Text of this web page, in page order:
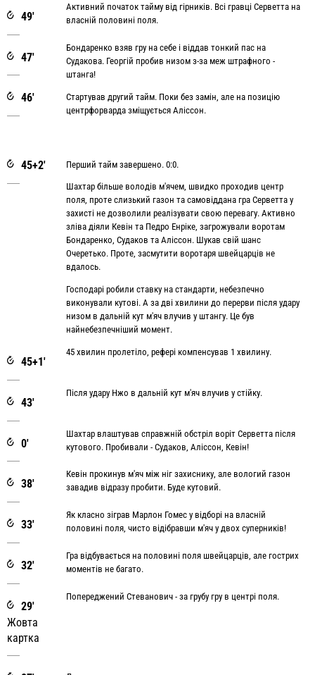
49'
Активний початок тайму від гірників. Всі гравці Серветта на
власній половині поля.
47'
Бондаренко взяв гру на себе і віддав тонкий пас на
Судакова. Георгій пробив низом з-за меж штрафного -
штанга!
46'
Стартував другий тайм. Поки без замін, але на позицію
центрфорварда зміщується Аліссон.
45+2' Перший тайм завершено. 0:0.
Шахтар більше володів м'ячем, швидко проходив центр
поля, проте слизький газон та самовіддана гра Серветта у
захисті не дозволили реалізувати свою перевагу. Активно
зліва діяли Кевін та Педро Енріке, загрожували воротам
Бондаренко, Судаков та Аліссон. Шукав свій шанс
Очеретько. Проте, засмутити воротаря швейцарців не
вдалось.
Господарі робили ставку на стандарти, небезпечно
виконували кутові. А за дві хвилини до перерви після удару
низом в дальній кут м'яч влучив у штангу. Це був
найнебезпечніший момент.
45+1'
45 хвилин пролетіло, рефері компенсував 1 хвилину.
43'
Після удару Нжо в дальній кут м'яч влучив у стійку.
0'
Шахтар влаштував справжній обстріл воріт Серветта після
кутового. Пробивали - Судаков, Аліссон, Кевін!
38'
Кевін прокинув м'яч між ніг захиснику, але вологий газон
завадив відразу пробити. Буде кутовий.
33'
Як класно зіграв Марлон Гомес у відборі на власній
половині поля, чисто відібравши м'яч у двох суперників!
32'
Гра відбувається на половині поля швейцарців, але гострих
моментів не багато.
29'
Жовта
картка
Попереджений Стеванович - за грубу гру в центрі поля.